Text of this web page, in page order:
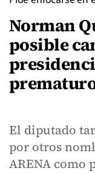
Norman
posible
El diputado
por otros
ARENA como